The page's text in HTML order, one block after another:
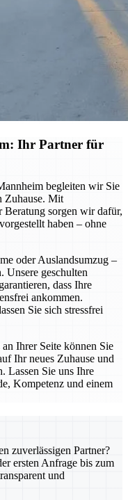
Ihr Partner für
begleiten wir Sie
Zuhause. Mit
sorgen wir dafür,
haben – ohne
oder Auslandsumzug –
Unsere geschulten
dass Ihre
ankommen.
Sie sich stressfrei
Ihrer Seite können Sie
Ihr neues Zuhause und
Lassen Sie uns Ihre
Kompetenz und einem
zuverlässigen Partner?
ersten Anfrage bis zum
und